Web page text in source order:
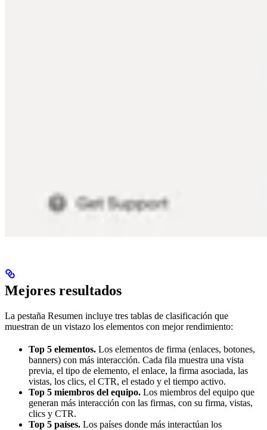
Mejores resultados
La pestaña Resumen incluye tres tablas de clasificación que
muestran de un vistazo los elementos con mejor rendimiento:
Top 5 elementos. Los elementos de firma (enlaces, botones,
banners) con más interacción. Cada fila muestra una vista
previa, el tipo de elemento, el enlace, la firma asociada, las
vistas, los clics, el CTR, el estado y el tiempo activo.
Top 5 miembros del equipo. Los miembros del equipo que
generan más interacción con las firmas, con su firma, vistas,
clics y CTR.
Top 5 países. Los países donde más interactúan los